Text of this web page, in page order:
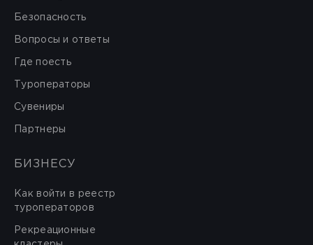
Безопасность
Вопросы и ответы
Где поесть
Туроператоры
Сувениры
Партнеры
БИЗНЕСУ
Как войти в реестр
туроператоров
Рекреационные